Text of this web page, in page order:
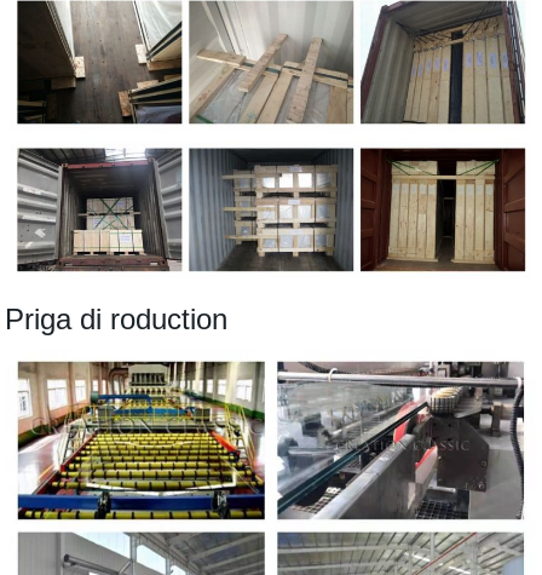
Priga di roduction